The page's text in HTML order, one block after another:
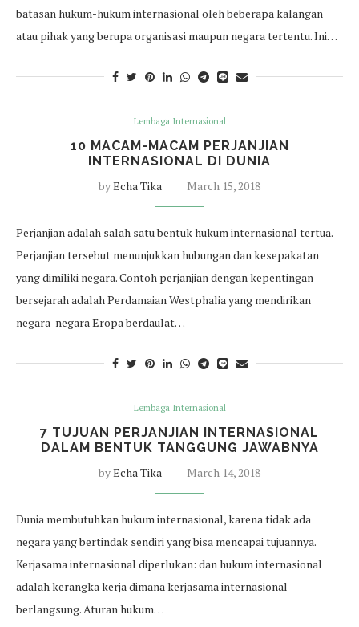
batasan hukum-hukum internasional oleh beberapa kalangan
atau pihak yang berupa organisasi maupun negara tertentu. Ini…
Lembaga Internasional
10 MACAM-MACAM PERJANJIAN
INTERNASIONAL DI DUNIA
byEcha Tika March 15, 2018
Perjanjian adalah salah satu bentuk hukum internasional tertua.
Perjanjian tersebut menunjukkan hubungan dan kesepakatan
yang dimiliki negara. Contoh perjanjian dengan kepentingan
bersejarah adalah Perdamaian Westphalia yang mendirikan
negara-negara Eropa berdaulat…
Lembaga Internasional
7 TUJUAN PERJANJIAN INTERNASIONAL
DALAM BENTUK TANGGUNG JAWABNYA
byEcha Tika March 14, 2018
Dunia membutuhkan hukum internasional, karena tidak ada
negara yang bertindak sendiri yang bisa mencapai tujuannya.
Kerjasama internasional diperlukan: dan hukum internasional
adalah kerangka kerja dimana kerjasama internasional
berlangsung. Aturan hukum…